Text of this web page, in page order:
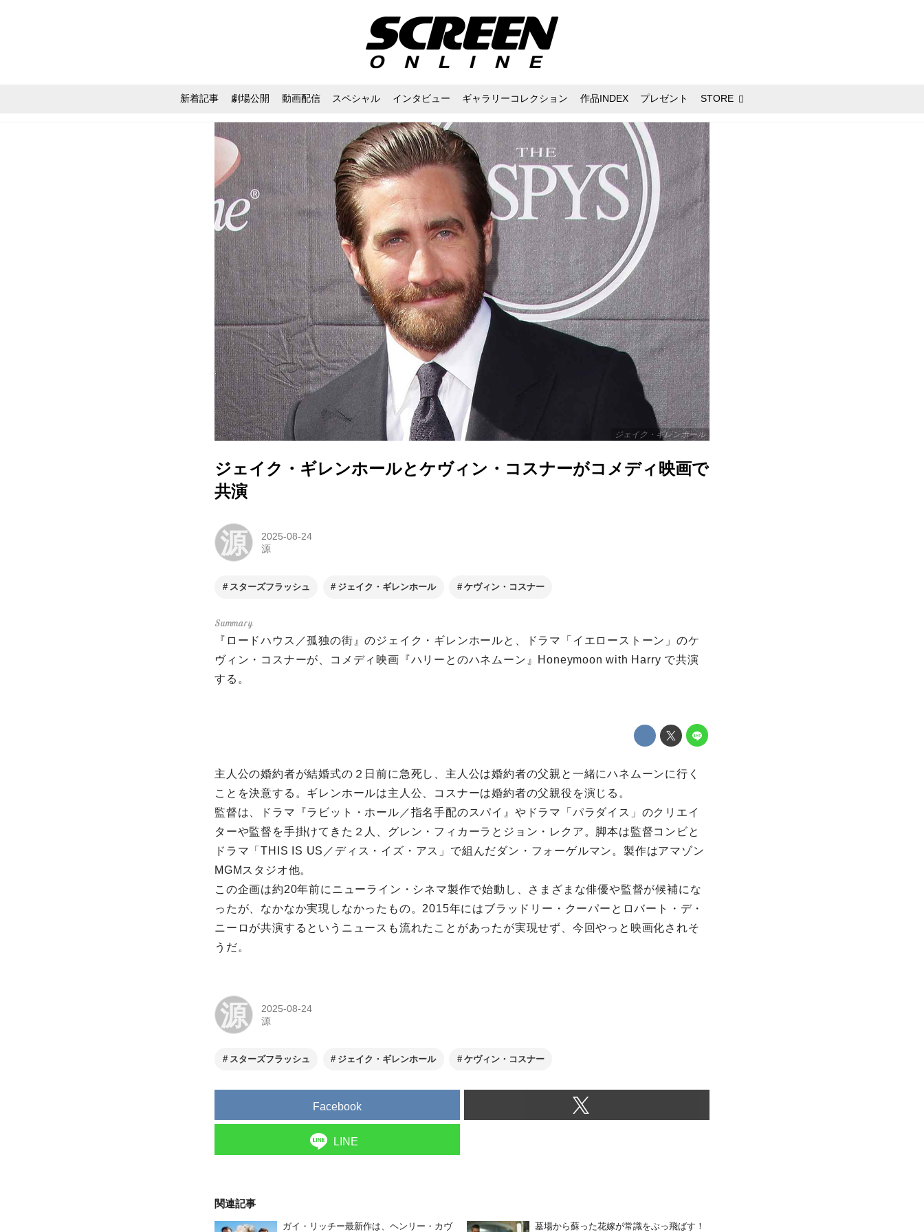
新着記事 劇場公開 動画配信 スペシャル インタビュー ギャラリーコレクション 作品INDEX プレゼント STORE
ジェイク・ギレンホール
ジェイク・ギレンホールとケヴィン・コスナーがコメディ映画で
共演
源
2025-08-24
源
スターズフラッシュ ジェイク・ギレンホール ケヴィン・コスナー
『ロードハウス／孤独の街』のジェイク・ギレンホールと、ドラマ「イエローストーン」のケ
ヴィン・コスナーが、コメディ映画『ハリーとのハネムーン』Honeymoon with Harry で共演
する。
主人公の婚約者が結婚式の２日前に急死し、主人公は婚約者の父親と一緒にハネムーンに行く
ことを決意する。ギレンホールは主人公、コスナーは婚約者の父親役を演じる。
監督は、ドラマ『ラビット・ホール／指名手配のスパイ』やドラマ「パラダイス」のクリエイ
ターや監督を手掛けてきた２人、グレン・フィカーラとジョン・レクア。脚本は監督コンビと
ドラマ「THIS IS US／ディス・イズ・アス」で組んだダン・フォーゲルマン。製作はアマゾン
MGMスタジオ他。
この企画は約20年前にニューライン・シネマ製作で始動し、さまざまな俳優や監督が候補にな
ったが、なかなか実現しなかったもの。2015年にはブラッドリー・クーパーとロバート・デ・
ニーロが共演するというニュースも流れたことがあったが実現せず、今回やっと映画化されそ
うだ。
源
2025-08-24
源
スターズフラッシュ ジェイク・ギレンホール ケヴィン・コスナー
Facebook
LINE
関連記事
ガイ・リッチー最新作は、ヘンリー・カヴ 墓場から蘇った花嫁が常識をぶっ飛ばす！